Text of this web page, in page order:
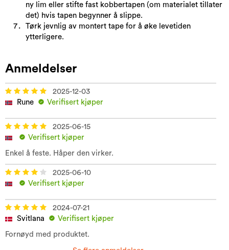
ny lim eller stifte fast kobbertapen (om materialet tillater
det) hvis tapen begynner å slippe.
Tørk jevnlig av montert tape for å øke levetiden
ytterligere.
Anmeldelser
2025-12-03
Rune
Verifisert kjøper
2025-06-15
Verifisert kjøper
Enkel å feste. Håper den virker.
2025-06-10
Verifisert kjøper
2024-07-21
Svitlana
Verifisert kjøper
Fornøyd med produktet.